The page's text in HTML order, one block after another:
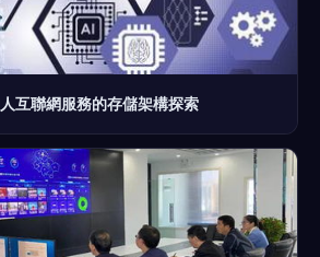
互聯網服務的存儲架構探索